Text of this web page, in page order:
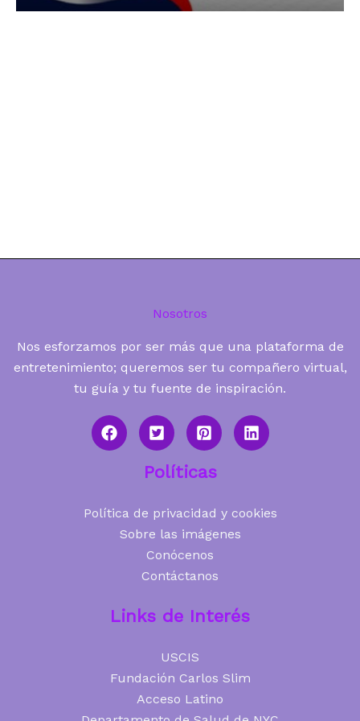
Nosotros
Nos esforzamos por ser más que una plataforma de
entretenimiento; queremos ser tu compañero virtual,
tu guía y tu fuente de inspiración.
Políticas
Política de privacidad y cookies
Sobre las imágenes
Conócenos
Contáctanos
Links de Interés
USCIS
Fundación Carlos Slim
Acceso Latino